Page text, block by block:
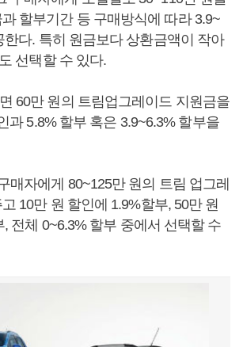
할부기간 등 구매방식에 따라 3.9~
한다. 특히 원금보다 상환금액이 작아
선택할 수 있다.
60만 원의 트림업그레이드 지원금을
과 5.8% 할부 혹은 3.9~6.3% 할부을
매자에게 80~125만 원의 트림 업그레
10만 원 할인에 1.9%할부, 50만 원
, 전체 0~6.3% 할부 중에서 선택할 수